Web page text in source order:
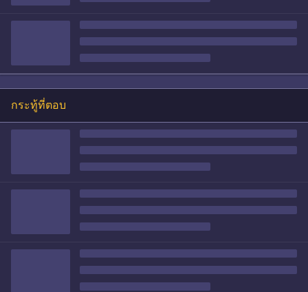
กระทู้ที่ตอบ